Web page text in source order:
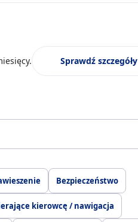
Sprawdź szczegóły
Bezpieczeństwo
kierowcę / nawigacja